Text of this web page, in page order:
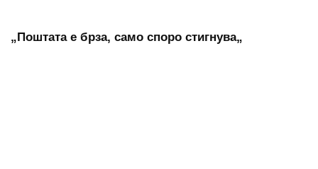
„Поштата е брза, само споро стигнува„